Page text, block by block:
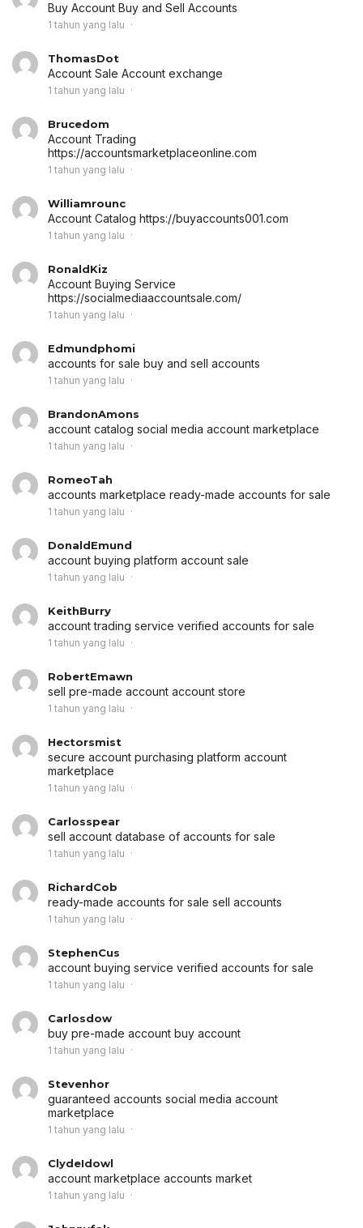
Buy Account Buy and Sell Accounts
1 tahun yang lalu
ThomasDot
Account Sale Account exchange
1 tahun yang lalu
Brucedom
Account Trading
https://accountsmarketplaceonline.com
1 tahun yang lalu
Williamrounc
Account Catalog https://buyaccounts001.com
1 tahun yang lalu
RonaldKiz
Account Buying Service
https://socialmediaaccountsale.com/
1 tahun yang lalu
Edmundphomi
accounts for sale buy and sell accounts
1 tahun yang lalu
BrandonAmons
account catalog social media account marketplace
1 tahun yang lalu
RomeoTah
accounts marketplace ready-made accounts for sale
1 tahun yang lalu
DonaldEmund
account buying platform account sale
1 tahun yang lalu
KeithBurry
account trading service verified accounts for sale
1 tahun yang lalu
RobertEmawn
sell pre-made account account store
1 tahun yang lalu
Hectorsmist
secure account purchasing platform account
marketplace
1 tahun yang lalu
Carlosspear
sell account database of accounts for sale
1 tahun yang lalu
RichardCob
ready-made accounts for sale sell accounts
1 tahun yang lalu
StephenCus
account buying service verified accounts for sale
1 tahun yang lalu
Carlosdow
buy pre-made account buy account
1 tahun yang lalu
Stevenhor
guaranteed accounts social media account
marketplace
1 tahun yang lalu
ClydeIdowl
account marketplace accounts market
1 tahun yang lalu